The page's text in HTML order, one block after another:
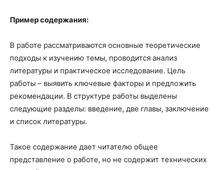
Пример содержания:
В работе рассматриваются основные теоретические
подходы к изучению темы, проводится анализ
литературы и практическое исследование. Цель
работы – выявить ключевые факторы и предложить
рекомендации. В структуре работы выделены
следующие разделы: введение, две главы, заключение
и список литературы.
Такое содержание дает читателю общее
представление о работе, но не содержит технических